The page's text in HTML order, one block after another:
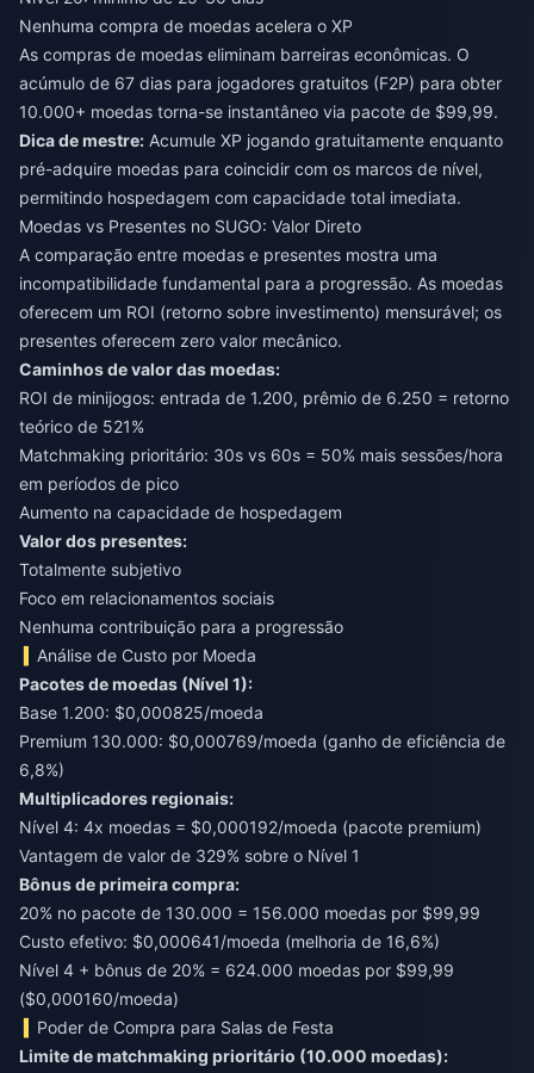
Nenhuma compra de moedas acelera o XP
As compras de moedas eliminam barreiras econômicas. O
acúmulo de 67 dias para jogadores gratuitos (F2P) para obter
10.000+ moedas torna-se instantâneo via pacote de $99,99.
Dica de mestre: Acumule XP jogando gratuitamente enquanto
pré-adquire moedas para coincidir com os marcos de nível,
permitindo hospedagem com capacidade total imediata.
Moedas vs Presentes no SUGO: Valor Direto
A comparação entre moedas e presentes mostra uma
incompatibilidade fundamental para a progressão. As moedas
oferecem um ROI (retorno sobre investimento) mensurável; os
presentes oferecem zero valor mecânico.
Caminhos de valor das moedas:
ROI de minijogos: entrada de 1.200, prêmio de 6.250 = retorno
teórico de 521%
Matchmaking prioritário: 30s vs 60s = 50% mais sessões/hora
em períodos de pico
Aumento na capacidade de hospedagem
Valor dos presentes:
Totalmente subjetivo
Foco em relacionamentos sociais
Nenhuma contribuição para a progressão
Análise de Custo por Moeda
Pacotes de moedas (Nível 1):
Base 1.200: $0,000825/moeda
Premium 130.000: $0,000769/moeda (ganho de eficiência de
6,8%)
Multiplicadores regionais:
Nível 4: 4x moedas = $0,000192/moeda (pacote premium)
Vantagem de valor de 329% sobre o Nível 1
Bônus de primeira compra:
20% no pacote de 130.000 = 156.000 moedas por $99,99
Custo efetivo: $0,000641/moeda (melhoria de 16,6%)
Nível 4 + bônus de 20% = 624.000 moedas por $99,99
($0,000160/moeda)
Poder de Compra para Salas de Festa
Limite de matchmaking prioritário (10.000 moedas):